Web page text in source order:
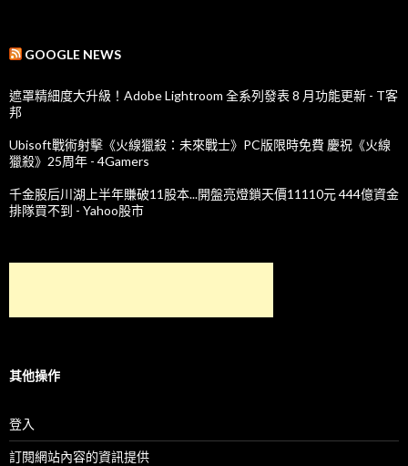
GOOGLE NEWS
遮罩精細度大升級！Adobe Lightroom 全系列發表 8 月功能更新 - T客
邦
Ubisoft戰術射擊《火線獵殺：未來戰士》PC版限時免費 慶祝《火線
獵殺》25周年 - 4Gamers
千金股后川湖上半年賺破11股本...開盤亮燈鎖天價11110元 444億資金
排隊買不到 - Yahoo股市
其他操作
登入
訂閱網站內容的資訊提供